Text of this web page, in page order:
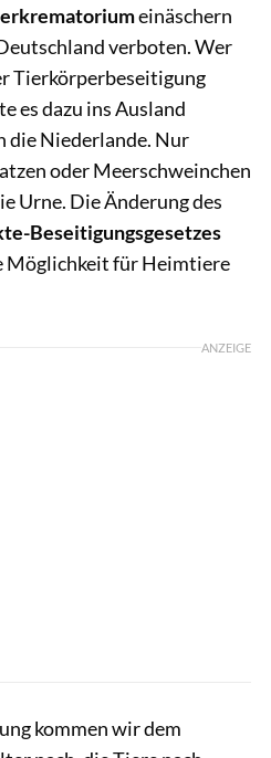
einäschern
verboten. Wer
Tierkörperbeseitigung
es dazu ins Ausland
die Niederlande. Nur
oder Meerschweinchen
Urne. Die Änderung des
Beseitigungsgesetzes
Möglichkeit für Heimtiere
ANZEIGE
kommen wir dem